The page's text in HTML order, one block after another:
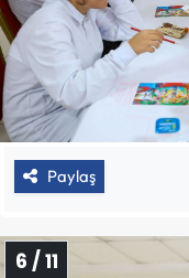
Paylaş
6 / 11